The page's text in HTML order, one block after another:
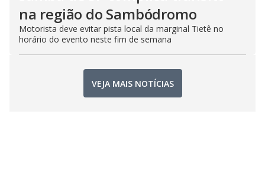
na região do Sambódromo
Motorista deve evitar pista local da marginal Tietê no
horário do evento neste fim de semana
VEJA MAIS NOTÍCIAS